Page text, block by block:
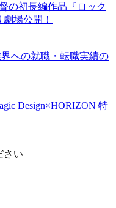
の初長編作品『ロック
場公開！
界への就職・転職実績の
Design×HORIZON 特
さい